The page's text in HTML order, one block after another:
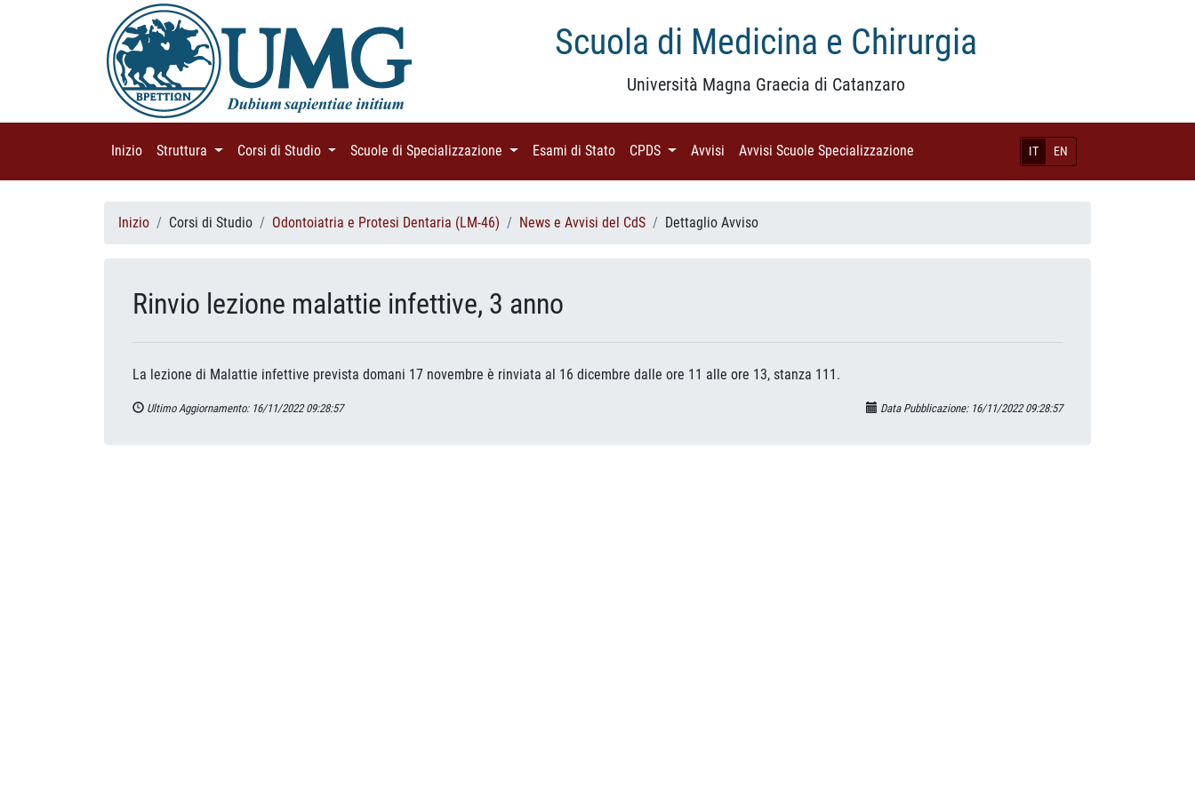
Scuola di Medicina e Chirurgia
Università Magna Graecia di Catanzaro
IT EN
Inizio (current)
Struttura (current)Corsi di Studio (current)Scuole di Specializzazione (current)Esami di Stato (current)
CPDS (current)
Avvisi (current)
Avvisi Scuole Specializzazione
Inizio Corsi di Studio Odontoiatria e Protesi Dentaria (LM-46) News e Avvisi del CdS Dettaglio Avviso
Rinvio lezione malattie infettive, 3 anno
La lezione di Malattie infettive prevista domani 17 novembre è rinviata al 16 dicembre dalle ore 11 alle ore 13, stanza 111.
Ultimo Aggiornamento: 16/11/2022 09:28:57 Data Pubblicazione: 16/11/2022 09:28:57